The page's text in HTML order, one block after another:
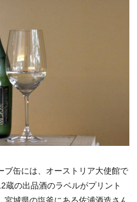
ブ缶には、オーストリア大使館で
蔵の出品酒のラベルがプリント